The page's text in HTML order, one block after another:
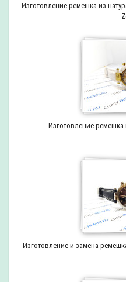
Изготовление ремешка из
Изготовление ремешка
Изготовление и замена